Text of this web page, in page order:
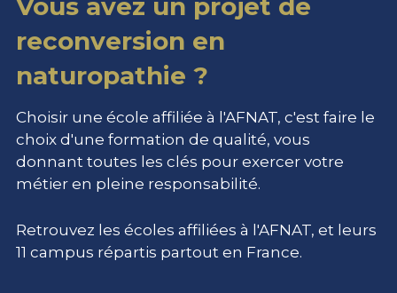
Vous avez un projet de
reconversion en
naturopathie ?
Choisir une école affiliée à l'AFNAT, c'est faire le
choix d'une formation de qualité, vous
donnant toutes les clés pour exercer votre
métier en pleine responsabilité.
Retrouvez les écoles affiliées à l'AFNAT, et leurs
11 campus répartis partout en France.